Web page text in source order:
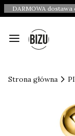
DARMOWA dostawa
Menu
Strona główna